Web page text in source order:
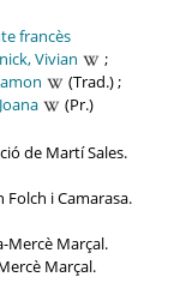
francès
Vivian
;
(Trad.) ;
(Pr.)
de Martí Sales.
i Camarasa.
Mercè Marçal.
Marçal.